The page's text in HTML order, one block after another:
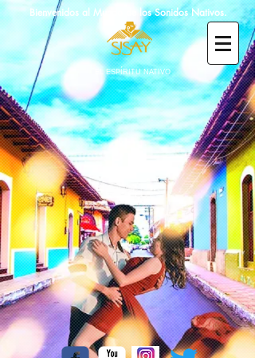
Bienvenidos al Mundo de los Sonidos Nativos.
EL ESPÍRITU NATIVO